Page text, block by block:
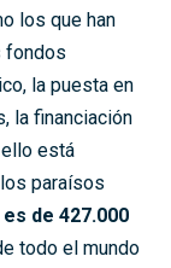
los que han
fondos
la puesta en
la financiación
está
paraísos
de 427.000
todo el mundo